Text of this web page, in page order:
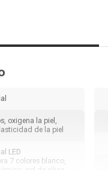
oxigena la piel,
de la piel
LED
7 colores blanco,